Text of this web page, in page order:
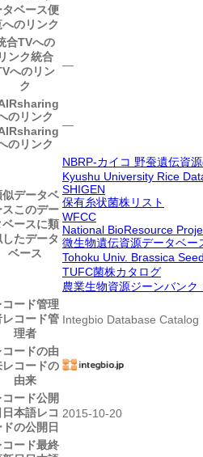
タベース便
へのリンク
合TVへの
ンク統合
へのリン
ク
―
のリンク
のリンク
―
似データベ
このデー
ベースに類
したデータ
ベース
NBRP-カイコ 野蚕遺伝資
Kyushu University Rice
SHIGEN
保有糸状菌株リスト
WFCC
National BioResource
微生物遺伝資源データベー
Tohoku Univ. Brassica
TUFC菌株カタログ
農業生物資源ジーンバンク
コード管理
レコード管
理者
Integbio Database Catalog
コードの由
レコードの
由来
コード公開
日本語レコ
の公開日
2015-10-20
コード最終